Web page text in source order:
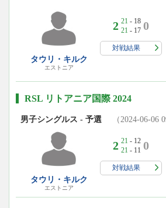
タウリ・キルク
エストニア
2 21 - 18
21 - 17 0
対戦結果
RSL リトアニア国際 2024
男子シングルス - 予選 （2024-06-06
タウリ・キルク
エストニア
2 21 - 12
21 - 11 0
対戦結果